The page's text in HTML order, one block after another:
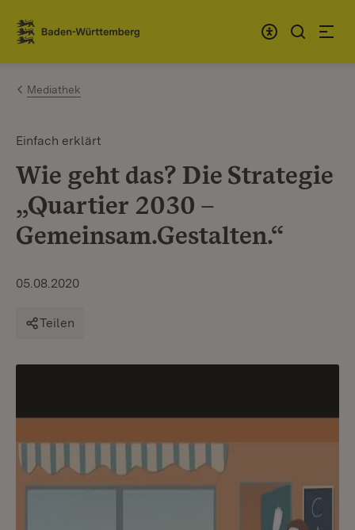
Zum Inhalt springen
Link zur Startseite
Mediathek
Einfach erklärt
Wie geht das? Die Strategie
„Quartier 2030 –
Gemeinsam.Gestalten.“
05.08.2020
Teilen